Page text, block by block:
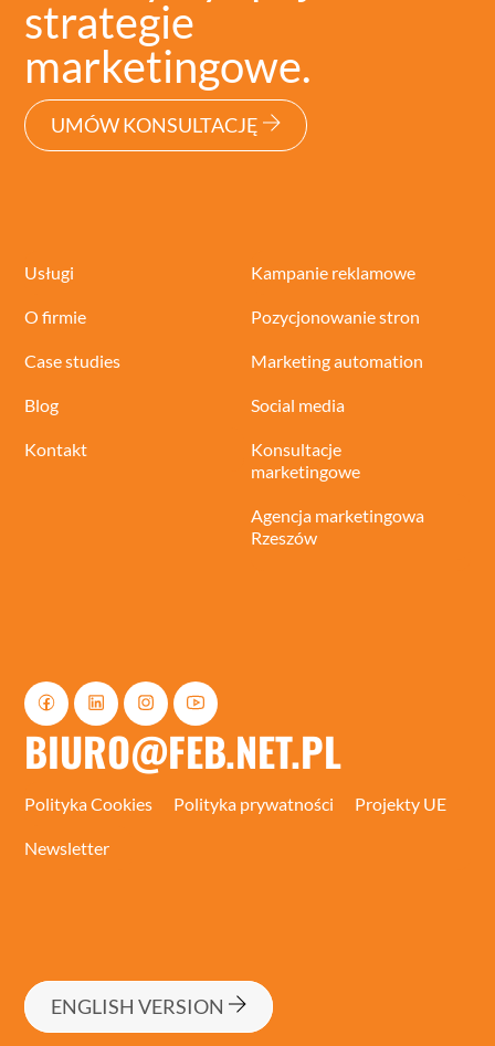
strategie
marketingowe.
UMÓW KONSULTACJĘ
Usługi
O firmie
Case studies
Blog
Kontakt
Kampanie reklamowe
Pozycjonowanie stron
Marketing automation
Social media
Konsultacje
marketingowe
Agencja marketingowa
Rzeszów
BIURO@FEB.NET.PL
Polityka Cookies Polityka prywatności Projekty UE
Newsletter
ENGLISH VERSION